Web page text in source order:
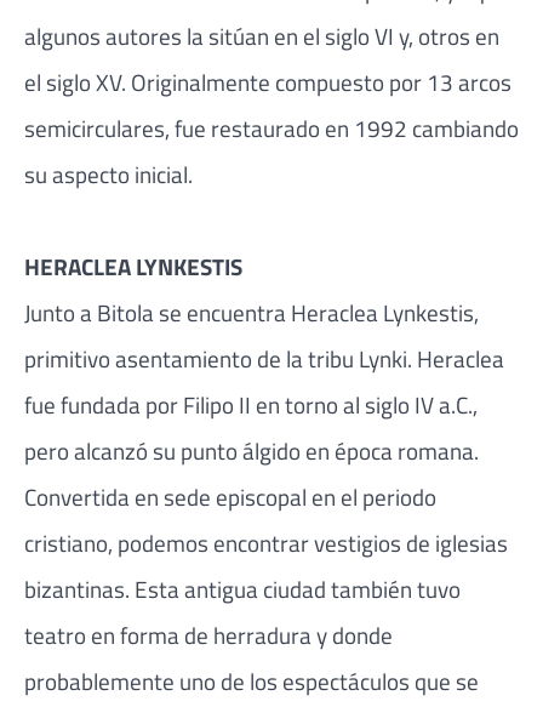
algunos autores la sitúan en el siglo VI y, otros en
el siglo XV. Originalmente compuesto por 13 arcos
semicirculares, fue restaurado en 1992 cambiando
su aspecto inicial.
HERACLEA LYNKESTIS
Junto a Bitola se encuentra Heraclea Lynkestis,
primitivo asentamiento de la tribu Lynki. Heraclea
fue fundada por Filipo II en torno al siglo IV a.C.,
pero alcanzó su punto álgido en época romana.
Convertida en sede episcopal en el periodo
cristiano, podemos encontrar vestigios de iglesias
bizantinas. Esta antigua ciudad también tuvo
teatro en forma de herradura y donde
probablemente uno de los espectáculos que se